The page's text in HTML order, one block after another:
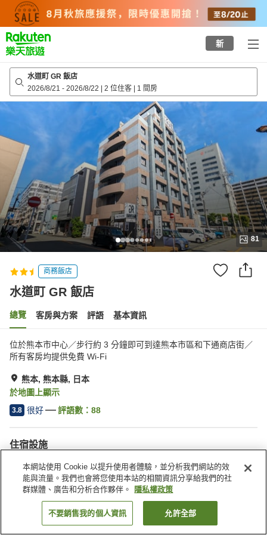
top
page
新
水道町 GR 飯店
2026/8/21 - 2026/8/22 | 2 位住客 | 1 間房
81
商務飯店
水道町 GR 飯店
總覽 客房與方案 評語 基本資訊
位於熊本市中心／步行約 3 分鐘即可到達熊本市區和下通商店街／
所有客房均提供免費 Wi-Fi
熊本, 熊本縣, 日本
於地圖上顯示
3.8 很好 評語數： 88
住宿設施
停車場
Spa／美容沙龍
自動販賣機
付費洗衣房
找客房
本網站使用 Cookie 以提升使用者體驗，並分析我們網站的效
能與流量。我們也會將您使用本站的相關資訊分享給我們的社
群媒體、廣告和分析合作夥伴。
隱私權政策
不要銷售我的個人資訊 允許全部